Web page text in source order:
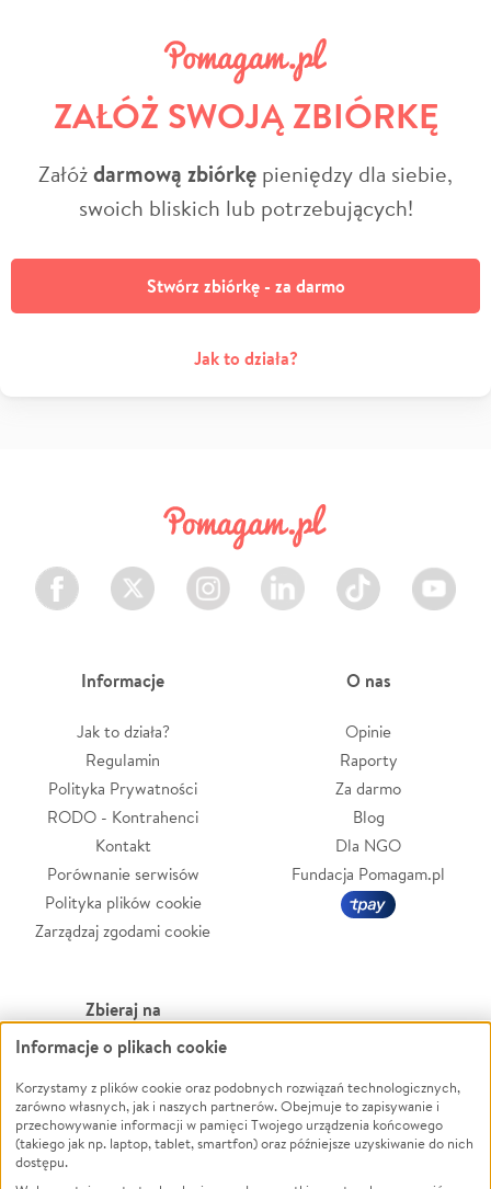
ZAŁÓŻ SWOJĄ ZBIÓRKĘ
Załóżdarmową zbiórkę pieniędzy dla siebie,
swoich bliskich lub potrzebujących!
Stwórz zbiórkę - za darmo
Jak to działa?
Facebook Twitter Instagram LinkedIn TikTok Youtube
Informacje
Jak to działa?
Regulamin
Polityka Prywatności
RODO - Kontrahenci
Kontakt
Porównanie serwisów
Polityka plików cookie
Zarządzaj zgodami cookie
O nas
Opinie
Raporty
Za darmo
Blog
Dla NGO
Fundacja Pomagam.pl
Zbieraj na
Leczenie
Zwierzęta
Pożar
Ukraina
Powódź
Wichura
NGO
Informacje o plikach cookie
Korzystamy z plików cookie oraz podobnych rozwiązań technologicznych,
zarówno własnych, jak i naszych partnerów. Obejmuje to zapisywanie i
przechowywanie informacji w pamięci Twojego urządzenia końcowego
(takiego jak np. laptop, tablet, smartfon) oraz późniejsze uzyskiwanie do nich
dostępu.